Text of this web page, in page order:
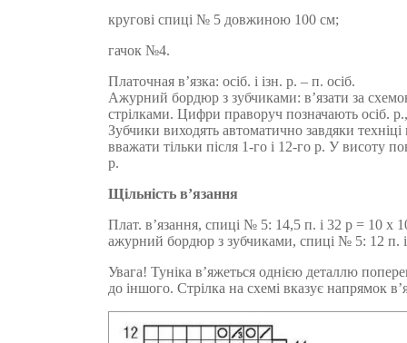
кругові спиці № 5 довжиною 100 см;
гачок №4.
Платочная в’язка: осіб. і ізн. р. – п. осіб.
Ажурний бордюр з зубчиками: в’язати за
стрілками. Цифри праворуч позначають осіб. р.,
Зубчики виходять автоматично завдяки техніці
вважати тільки після 1-го і 12-го р. У висоту
р.
Щільність в’язання
Плат. в’язання, спиці № 5: 14,5 п. і 32 р = 10 х
ажурний бордюр з зубчиками, спиці № 5: 12 п.
Увага! Туніка в’яжеться однією деталлю
до іншого. Стрілка на схемі вказує напрямок